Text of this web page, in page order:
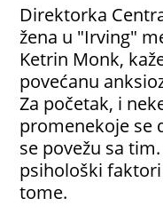
Direktorka
žena u "Irving"
Ketrin Monk,
povećanu
Za početak, i
promenekoje se
se povežu sa
psihološki
tome.